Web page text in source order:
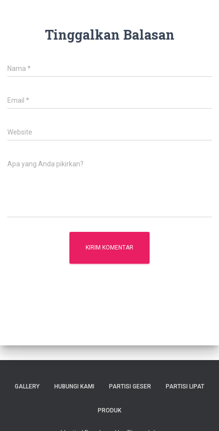
Tinggalkan Balasan
Nama *
Email *
Website
Apa yang Anda pikirkan?
GALLERY HUBUNGI KAMI PARTISI GESER PARTISI LIPAT
PRODUK